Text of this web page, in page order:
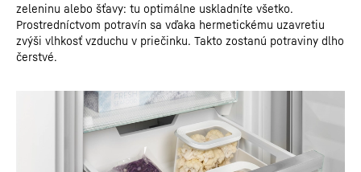
zeleninu alebo šťavy: tu optimálne uskladníte všetko.
Prostredníctvom potravín sa vďaka hermetickému uzavretiu
zvýši vlhkosť vzduchu v priečinku. Takto zostanú potraviny dlho
čerstvé.